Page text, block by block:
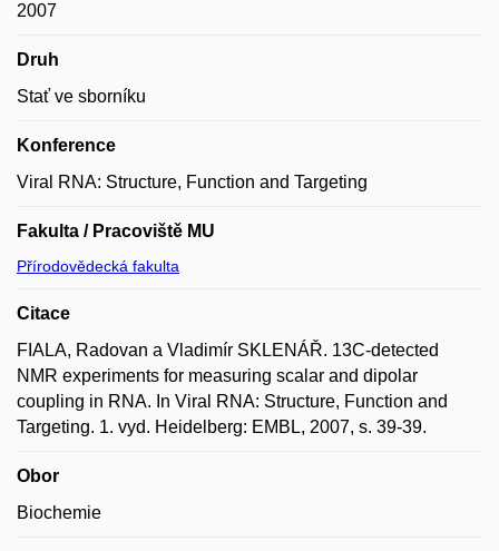
2007
Druh
Stať ve sborníku
Konference
Viral RNA: Structure, Function and Targeting
Fakulta / Pracoviště MU
Přírodovědecká fakulta
Citace
FIALA, Radovan a Vladimír SKLENÁŘ. 13C-detected
NMR experiments for measuring scalar and dipolar
coupling in RNA. In Viral RNA: Structure, Function and
Targeting. 1. vyd. Heidelberg: EMBL, 2007, s. 39-39.
Obor
Biochemie